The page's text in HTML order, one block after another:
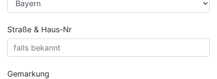
Straße & Haus-Nr
Gemarkung